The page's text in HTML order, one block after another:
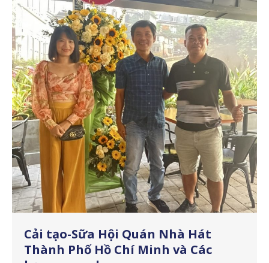
Cải tạo-Sữa Hội Quán Nhà Hát
Thành Phố Hồ Chí Minh và Các